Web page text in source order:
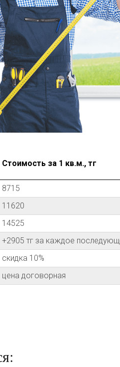
Стоимость за 1 кв.м., тг
8715
11620
14525
+2905 тг за каждое
скидка 10%
цена договорная